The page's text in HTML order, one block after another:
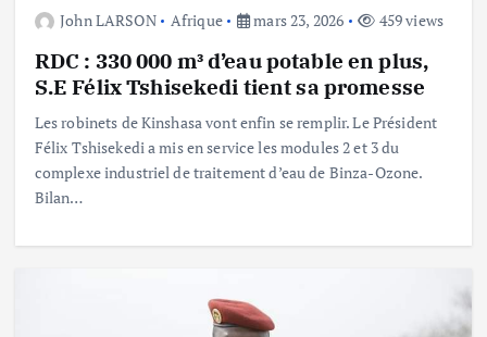
John LARSON Afrique mars 23, 2026 459 views
RDC : 330 000 m³ d’eau potable en plus,
S.E Félix Tshisekedi tient sa promesse
Les robinets de Kinshasa vont enfin se remplir. Le Président
Félix Tshisekedi a mis en service les modules 2 et 3 du
complexe industriel de traitement d’eau de Binza-Ozone.
Bilan…